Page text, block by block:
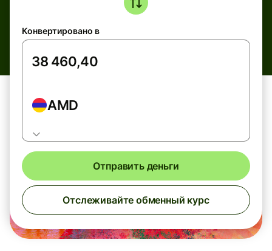
Конвертировано в
AMD
Отправить деньги
Отслеживайте обменный курс